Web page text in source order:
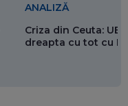
ANALIZĂ
Criza din Ceuta: UE
dreapta cu tot cu